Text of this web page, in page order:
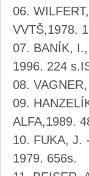
VVTŠ,1978.
BANÍK,
1996. 224
ALFA,1989.
FUKA, J.
1979. 656s.